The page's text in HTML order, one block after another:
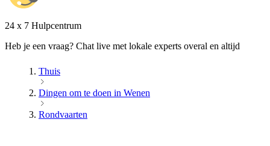
24 x 7 Hulpcentrum
Heb je een vraag? Chat live met lokale experts overal en altijd
Thuis
Dingen om te doen in Wenen
Rondvaarten